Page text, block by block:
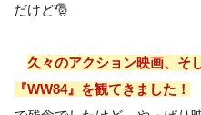
だけど🎅
久々のアクション映画、そ
『WW84』を観てきました！